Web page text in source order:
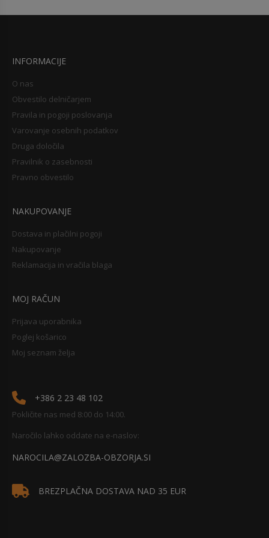
INFORMACIJE
O nas
Obvestilo delničarjem
Pravila in pogoji poslovanja
Varovanje osebnih podatkov
Druga določila
Pravilnik o zasebnosti
Pravno obvestilo
NAKUPOVANJE
Dostava in plačilni pogoji
Nakupovanje
Reklamacija in vračila blaga
MOJ RAČUN
Prijava uporabnika
Poglej košarico
Moj seznam želja
+386 2 23 48 102
Pokličite nas med 8:00 do 14:00.
Naročilo lahko oddate na e-naslov:
NAROCILA@ZALOZBA-OBZORJA.SI
BREZPLAČNA DOSTAVA NAD 35 EUR